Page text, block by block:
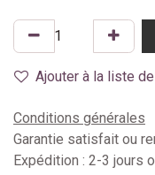
Ajouter à la liste
Conditions générales
Garantie satisfait ou
Expédition : 2-3 jours